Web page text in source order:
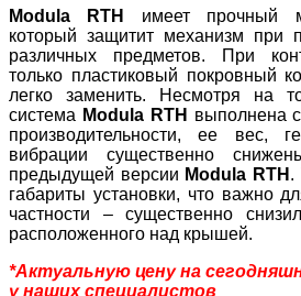
Modula RTH имеет прочный
который защитит механизм при
различных предметов. При
только пластиковый покровный
легко заменить. Несмотря на
система Modula RTH выполнена
производительности, ее вес,
вибрации существенно
предыдущей версии Modula RTH .
габариты установки, что важно
частности – существенно
расположенного над крышей.
*Актуальную цену на
у наших специалистов